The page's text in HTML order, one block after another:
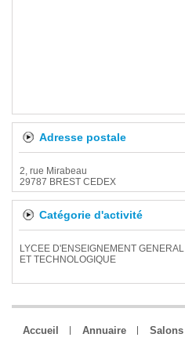
Adresse postale
2, rue Mirabeau
29787 BREST CEDEX
Catégorie d'activité
LYCEE D'ENSEIGNEMENT GENERAL
ET TECHNOLOGIQUE
Accueil Annuaire Salons